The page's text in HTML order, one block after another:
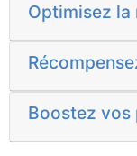
Optimisez la
Boostez vos